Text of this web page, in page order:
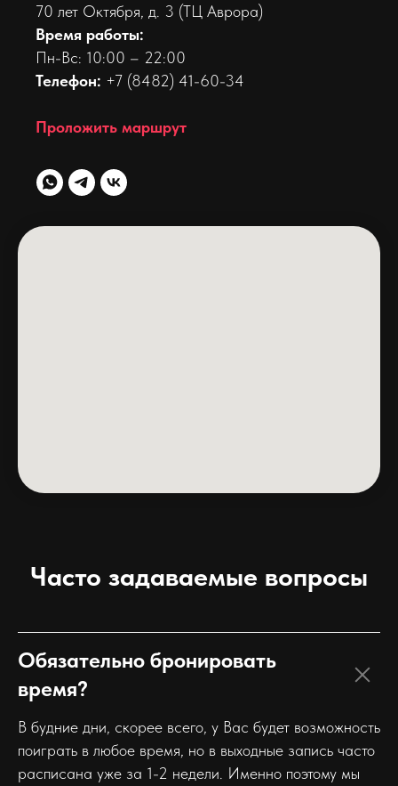
70 лет Октября, д. 3 (ТЦ Аврора)
Время работы:
Пн-Вс: 10:00 – 22:00
Телефон: +7 (8482) 41-60-34
Проложить маршрут
Часто задаваемые вопросы
Обязательно бронировать
время?
В будние дни, скорее всего, у Вас будет возможность
поиграть в любое время, но в выходные запись часто
расписана уже за 1-2 недели. Именно поэтому мы